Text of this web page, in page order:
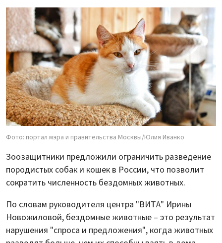
Фото: портал мэра и правительства Москвы/Юлия Иванко
Зоозащитники предложили ограничить разведение
породистых собак и кошек в России, что позволит
сократить численность бездомных животных.
По словам руководителя центра "ВИТА" Ирины
Новожиловой, бездомные животные – это результат
нарушения "спроса и предложения", когда животных